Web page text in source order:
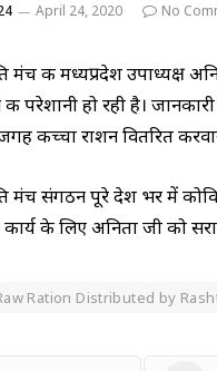
April 24, 2020 No
मंच की मध्यप्रदेश
परेशानी हो रही है।
कच्चा राशन वितरित
मंच संगठन पूरे देश भर में
के लिए अनिता जी को
Ration Distributed by